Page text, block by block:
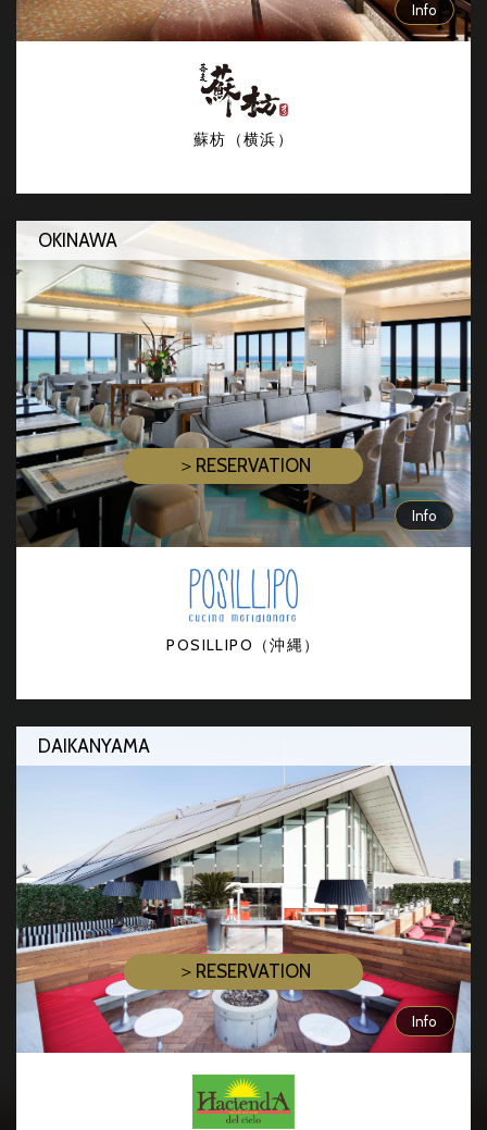
Info
蘇枋（横浜）
OKINAWA
＞RESERVATION
Info
POSILLIPO（沖縄）
DAIKANYAMA
＞RESERVATION
Info